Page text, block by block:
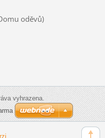
oděvů)
vyhrazena.